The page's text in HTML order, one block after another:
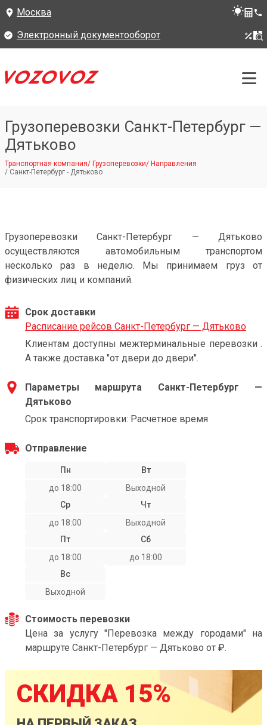
Москва
Электронный документооборот
Грузоперевозки Санкт-Петербург —
Дятьково
Транспортная компания/ Грузоперевозки/ Направления
/ Санкт-Петербург - Дятьково
Грузоперевозки Санкт-Петербург — Дятьково
осуществляются автомобильным транспортом
несколько раз в неделю. Мы принимаем груз от
физических лиц и компаний.
Срок доставки
Расписание рейсов Санкт-Петербург — Дятьково
Клиентам доступны межтерминальные перевозки .
А также доставка "от двери до двери".
Параметры маршрута Санкт-Петербург —
Дятьково
Срок транспортировки: Расчетное время
Отправление
Пн
до 18:00
Вт
Выходной
Ср
до 18:00
Чт
Выходной
Пт
до 18:00
Сб
до 18:00
Вс
Выходной
Стоимость перевозки
Цена за услугу "Перевозка между городами" на
маршруте Санкт-Петербург — Дятьково от ₽.
СКИДКА 15%